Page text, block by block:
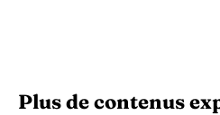
Plus de contenus